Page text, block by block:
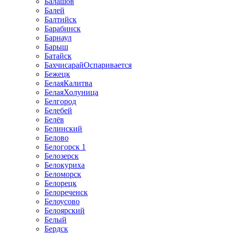
Балей
Балтийск
Барабинск
Барнаул
Барыш
Батайск
БахчисарайОспаривается
Бежецк
БелаяКалитва
БелаяХолуница
Белгород
Белебей
Белёв
Белинский
Белово
Белогорск 1
Белозерск
Белокуриха
Беломорск
Белорецк
Белореченск
Белоусово
Белоярский
Белый
Бердск